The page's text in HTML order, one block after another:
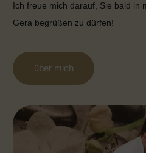
Ich freue mich darauf, Sie bald in
Gera begrüßen zu dürfen!
über mich